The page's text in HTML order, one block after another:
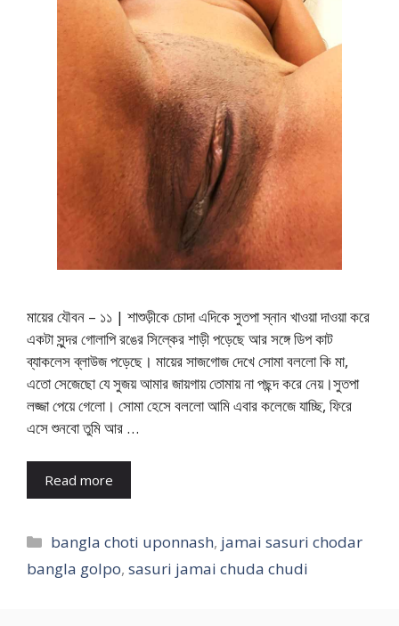
মায়ের যৌবন – ১১ | শাশুড়ীকে চোদা এদিকে সুতপা স্নান খাওয়া দাওয়া করে
একটা সুন্দর গোলাপি রঙের সিল্কের শাড়ী পড়েছে আর সঙ্গে ডিপ কাট
ব্যাকলেস ব্লাউজ পড়েছে। মায়ের সাজগোজ দেখে সোমা বললো কি মা,
এতো সেজেছো যে সুজয় আমার জায়গায় তোমায় না পছন্দ করে নেয়।সুতপা
লজ্জা পেয়ে গেলো। সোমা হেসে বললো আমি এবার কলেজে যাচ্ছি, ফিরে
এসে শুনবো তুমি আর …
Read more
Categories
bangla choti uponnash, jamai sasuri chodar
bangla golpo, sasuri jamai chuda chudi